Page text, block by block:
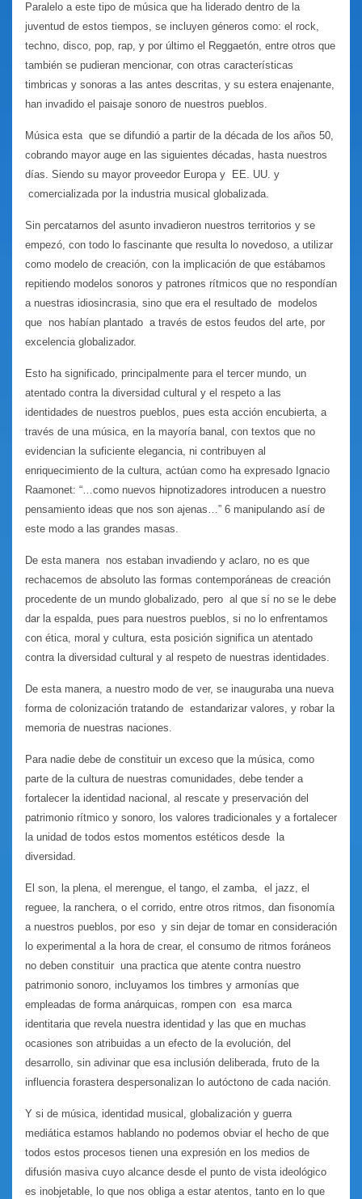
Paralelo a este tipo de música que ha liderado dentro de la
juventud de estos tiempos, se incluyen géneros como: el rock,
techno, disco, pop, rap, y por último el Reggaetón, entre otros que
también se pudieran mencionar, con otras características
timbricas y sonoras a las antes descritas, y su estera enajenante,
han invadido el paisaje sonoro de nuestros pueblos.
Música esta que se difundió a partir de la década de los años 50,
cobrando mayor auge en las siguientes décadas, hasta nuestros
días. Siendo su mayor proveedor Europa y EE. UU. y
comercializada por la industria musical globalizada.
Sin percatarnos del asunto invadieron nuestros territorios y se
empezó, con todo lo fascinante que resulta lo novedoso, a utilizar
como modelo de creación, con la implicación de que estábamos
repitiendo modelos sonoros y patrones rítmicos que no respondían
a nuestras idiosincrasia, sino que era el resultado de modelos
que nos habían plantado a través de estos feudos del arte, por
excelencia globalizador.
Esto ha significado, principalmente para el tercer mundo, un
atentado contra la diversidad cultural y el respeto a las
identidades de nuestros pueblos, pues esta acción encubierta, a
través de una música, en la mayoría banal, con textos que no
evidencian la suficiente elegancia, ni contribuyen al
enriquecimiento de la cultura, actúan como ha expresado Ignacio
Raamonet: “…como nuevos hipnotizadores introducen a nuestro
pensamiento ideas que nos son ajenas…” 6 manipulando así de
este modo a las grandes masas.
De esta manera nos estaban invadiendo y aclaro, no es que
rechacemos de absoluto las formas contemporáneas de creación
procedente de un mundo globalizado, pero al que sí no se le debe
dar la espalda, pues para nuestros pueblos, si no lo enfrentamos
con ética, moral y cultura, esta posición significa un atentado
contra la diversidad cultural y al respeto de nuestras identidades.
De esta manera, a nuestro modo de ver, se inauguraba una nueva
forma de colonización tratando de estandarizar valores, y robar la
memoria de nuestras naciones.
Para nadie debe de constituir un exceso que la música, como
parte de la cultura de nuestras comunidades, debe tender a
fortalecer la identidad nacional, al rescate y preservación del
patrimonio rítmico y sonoro, los valores tradicionales y a fortalecer
la unidad de todos estos momentos estéticos desde la
diversidad.
El son, la plena, el merengue, el tango, el zamba, el jazz, el
reguee, la ranchera, o el corrido, entre otros ritmos, dan fisonomía
a nuestros pueblos, por eso y sin dejar de tomar en consideración
lo experimental a la hora de crear, el consumo de ritmos foráneos
no deben constituir una practica que atente contra nuestro
patrimonio sonoro, incluyamos los timbres y armonías que
empleadas de forma anárquicas, rompen con esa marca
identitaria que revela nuestra identidad y las que en muchas
ocasiones son atribuidas a un efecto de la evolución, del
desarrollo, sin adivinar que esa inclusión deliberada, fruto de la
influencia forastera despersonalizan lo autóctono de cada nación.
Y si de música, identidad musical, globalización y guerra
mediática estamos hablando no podemos obviar el hecho de que
todos estos procesos tienen una expresión en los medios de
difusión masiva cuyo alcance desde el punto de vista ideológico
es inobjetable, lo que nos obliga a estar atentos, tanto en lo que